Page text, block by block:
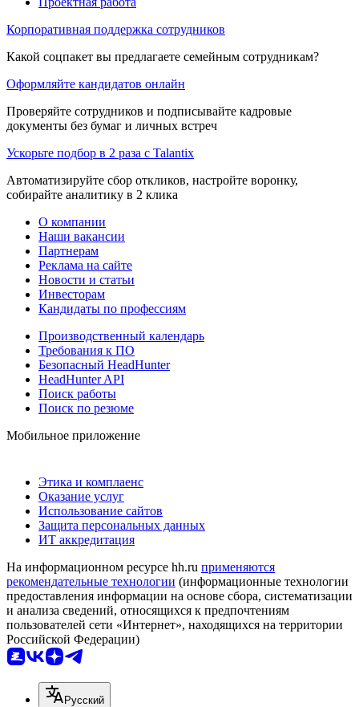
Корпоративная поддержка сотрудников
Какой соцпакет вы предлагаете семейным сотрудникам?
Оформляйте кандидатов онлайн
Проверяйте сотрудников и подписывайте кадровые
документы без бумаг и личных встреч
Ускорьте подбор в 2 раза с Talantix
Автоматизируйте сбор откликов, настройте воронку,
собирайте аналитику в 2 клика
О компании
Наши вакансии
Партнерам
Реклама на сайте
Новости и статьи
Инвесторам
Кандидаты по профессиям
Производственный календарь
Требования к ПО
Безопасный HeadHunter
HeadHunter API
Поиск работы
Поиск по резюме
Мобильное приложение
Этика и комплаенс
Оказание услуг
Использование сайтов
Защита персональных данных
ИТ аккредитация
На информационном ресурсе hh.ru применяются
рекомендательные технологии (информационные технологии
предоставления информации на основе сбора, систематизации
и анализа сведений, относящихся к предпочтениям
пользователей сети «Интернет», находящихся на территории
Российской Федерации)
Русский